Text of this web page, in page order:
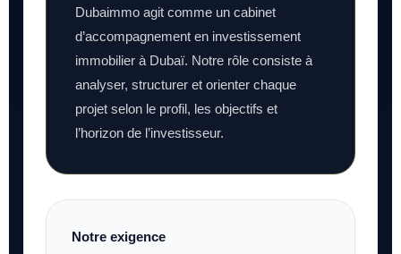
Dubaimmo agit comme un cabinet
d’accompagnement en investissement
immobilier à Dubaï. Notre rôle consiste à
analyser, structurer et orienter chaque
projet selon le profil, les objectifs et
l’horizon de l’investisseur.
Notre exigence